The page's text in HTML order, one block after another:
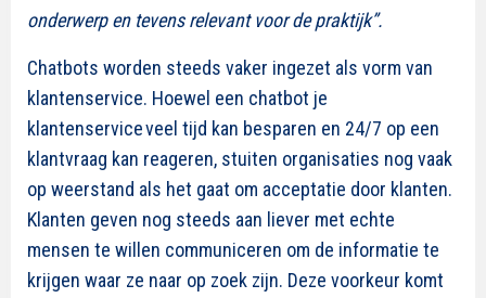
onderwerp en tevens relevant voor de praktijk”.
Chatbots worden steeds vaker ingezet als vorm van
klantenservice. Hoewel een chatbot je
klantenservice veel tijd kan besparen en 24/7 op een
klantvraag kan reageren, stuiten organisaties nog vaak
op weerstand als het gaat om acceptatie door klanten.
Klanten geven nog steeds aan liever met echte
mensen te willen communiceren om de informatie te
krijgen waar ze naar op zoek zijn. Deze voorkeur komt